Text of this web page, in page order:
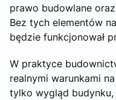
prawo budowlane
Bez tych elementów
będzie funkcjonował
W praktyce
realnymi warunkami
tylko wygląd budynku,